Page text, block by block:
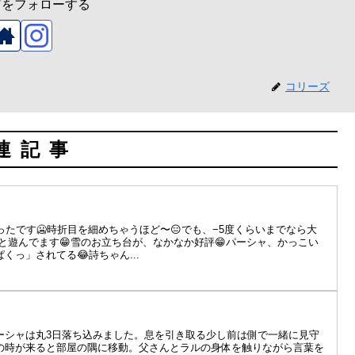
フォローする
コリーズ
記事
です🥶時折目を細めちゃうほど〜😑でも、−5度くらいまでなら大
遊んでます😁雪のお立ち台が、なかなか好評😁パーシャ、かっこい
っ」されてる😂詩ちゃん...
ャは丸3日落ち込みました。息を引き取る少し前は側で一緒に見守
が来ると部屋の隅に移動。父さんとラルの身体を触りながら言葉を